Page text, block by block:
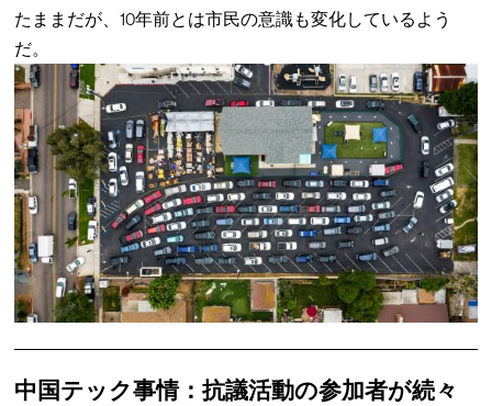
たままだが、10年前とは市民の意識も変化しているよう
だ。
中国テック事情：抗議活動の参加者が続々